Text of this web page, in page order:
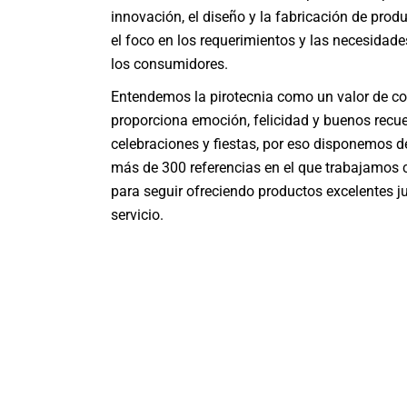
innovación, el diseño y la fabricación de
el foco en los requerimientos y las
los consumidores.
Entendemos la pirotecnia como un valor de
proporciona emoción, felicidad y buenos
celebraciones y fiestas, por eso disponemos
más de 300 referencias en el que trabajamos
para seguir ofreciendo productos excelentes
servicio.